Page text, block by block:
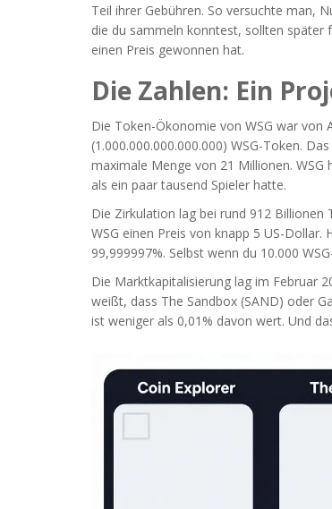
Teil ihrer Gebühren. So versuchte man,
die du sammeln konntest, sollten
einen Preis gewonnen hat.
Die Zahlen: Ein
Die Token-Ökonomie von WSG war
(1.000.000.000.000.000) WSG-Token.
maximale Menge von 21 Millionen.
als ein paar tausend Spieler hatte.
Die Zirkulation lag bei rund 912
WSG einen Preis von knapp 5 US-Dollar.
99,999997%. Selbst wenn du 10.000
Die Marktkapitalisierung lag im Februar
weißt, dass The Sandbox (SAND) oder
ist weniger als 0,01% davon wert. Und